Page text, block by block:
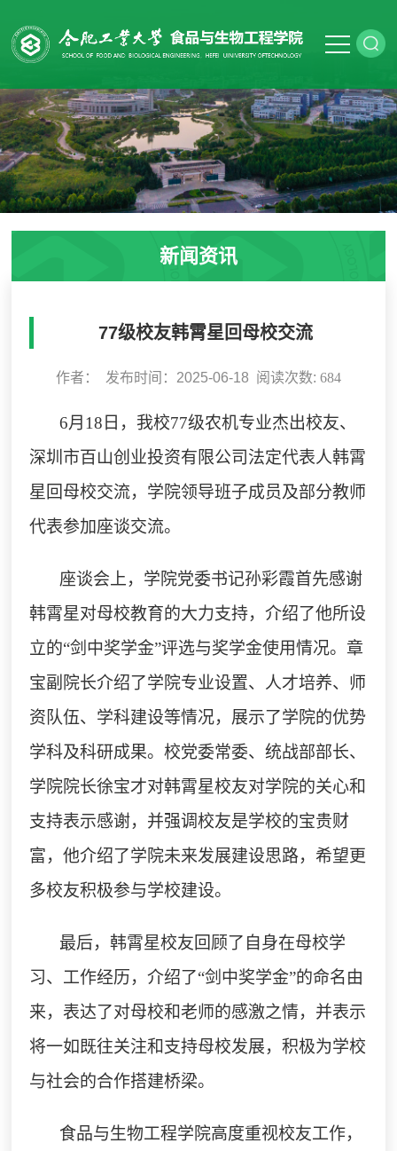
新闻资讯
77级校友韩霄星回母校交流
作者： 发布时间：2025-06-18 阅读次数: 684
6月18日，我校77级农机专业杰出校友、
深圳市百山创业投资有限公司法定代表人韩霄
星回母校交流，学院领导班子成员及部分教师
代表参加座谈交流。
座谈会上，学院党委书记孙彩霞首先感谢
韩霄星对母校教育的大力支持，介绍了他所设
立的“剑中奖学金”评选与奖学金使用情况。章
宝副院长介绍了学院专业设置、人才培养、师
资队伍、学科建设等情况，展示了学院的优势
学科及科研成果。校党委常委、统战部部长、
学院院长徐宝才对韩霄星校友对学院的关心和
支持表示感谢，并强调校友是学校的宝贵财
富，他介绍了学院未来发展建设思路，希望更
多校友积极参与学校建设。
最后，韩霄星校友回顾了自身在母校学
习、工作经历，介绍了“剑中奖学金”的命名由
来，表达了对母校和老师的感激之情，并表示
将一如既往关注和支持母校发展，积极为学校
与社会的合作搭建桥梁。
食品与生物工程学院高度重视校友工作，